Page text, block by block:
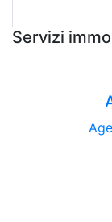
Servizi